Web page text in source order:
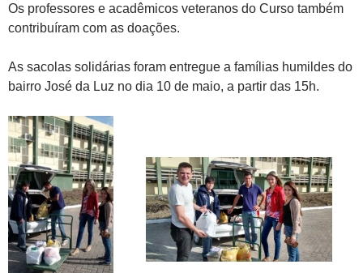
Os professores e acadêmicos veteranos do Curso também
contribuíram com as doações.
As sacolas solidárias foram entregue a famílias humildes do
bairro José da Luz no dia 10 de maio, a partir das 15h.